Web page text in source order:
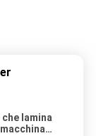
lamina